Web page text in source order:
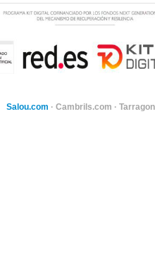
Salou.com · Cambrils.com ·